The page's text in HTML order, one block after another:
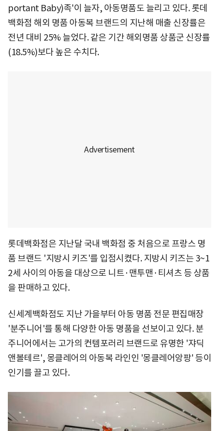
portant Baby)족'이 늘자, 아동명품도 늘리고 있다. 롯데
백화점 해외 명품 아동복 브랜드의 지난해 매출 신장률은
전년 대비 25% 늘었다. 같은 기간 해외명품 상품군 신장률
(18.5%)보다 높은 수치다.
롯데백화점은 지난달 국내 백화점 중 처음으로 프랑스 명
품 브랜드 '지방시 키즈'를 입점시켰다. 지방시 키즈는 3~1
2세 사이의 아동을 대상으로 니트·맨투맨·티셔츠 등 상품
을 판매하고 있다.
신세계백화점도 지난 가을부터 아동 명품 전문 편집매장
'분주니어'를 통해 다양한 아동 명품을 선보이고 있다. 분
주니어에서는 고가의 컨템포러리 브랜드로 유명한 '쟈딕
앤볼테르', 몽클레어의 아동복 라인인 '몽클레어앙팡' 등이
인기를 끌고 있다.